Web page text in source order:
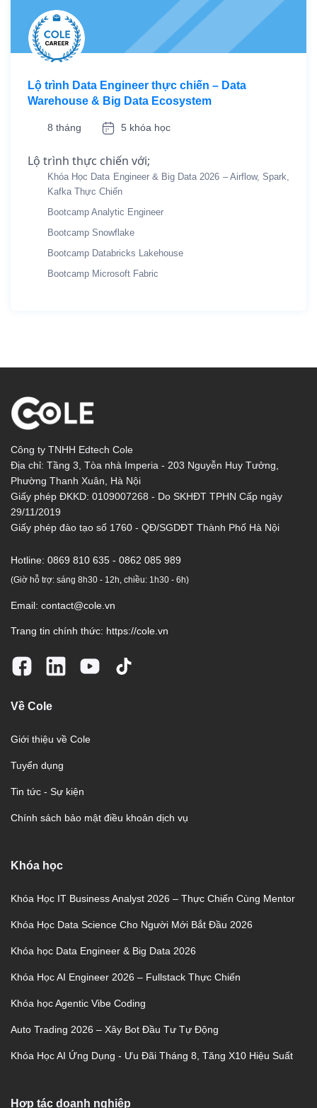
Lộ trình Data Engineer thực chiến – Data
Warehouse & Big Data Ecosystem
8 tháng 5 khóa học
Lộ trình thực chiến với;
Khóa Học Data Engineer & Big Data 2026 – Airflow, Spark,
Kafka Thực Chiến
Bootcamp Analytic Engineer
Bootcamp Snowflake
Bootcamp Databricks Lakehouse
Bootcamp Microsoft Fabric
Công ty TNHH Edtech Cole
Địa chỉ: Tầng 3, Tòa nhà Imperia - 203 Nguyễn Huy Tưởng,
Phường Thanh Xuân, Hà Nội
Giấy phép ĐKKD: 0109007268 - Do SKHĐT TPHN Cấp ngày
29/11/2019
Giấy phép đào tạo số 1760 - QĐ/SGDĐT Thành Phố Hà Nội
Hotline: 0869 810 635 - 0862 085 989
(Giờ hỗ trợ: sáng 8h30 - 12h, chiều: 1h30 - 6h)
Email: contact@cole.vn
Trang tin chính thức: https://cole.vn
Về Cole
Giới thiệu về Cole
Tuyển dụng
Tin tức - Sự kiện
Chính sách bảo mật điều khoản dịch vụ
Khóa học
Khóa Học IT Business Analyst 2026 – Thực Chiến Cùng Mentor
Khóa Học Data Science Cho Người Mới Bắt Đầu 2026
Khóa học Data Engineer & Big Data 2026
Khóa Học AI Engineer 2026 – Fullstack Thực Chiến
Khóa học Agentic Vibe Coding
Auto Trading 2026 – Xây Bot Đầu Tư Tự Động
Khóa Học AI Ứng Dụng - Ưu Đãi Tháng 8, Tăng X10 Hiệu Suất
Hợp tác doanh nghiệp